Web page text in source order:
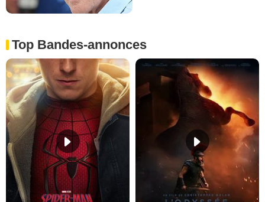
Top Bandes-annonces